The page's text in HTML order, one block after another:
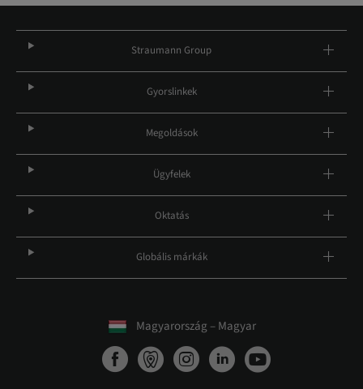
Straumann Group
Gyorslinkek
Megoldások
Ügyfelek
Oktatás
Globális márkák
Magyarország – Magyar